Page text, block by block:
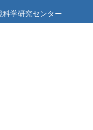
学研究センター